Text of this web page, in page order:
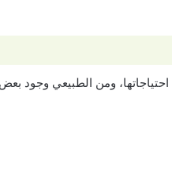
ومن الطبيعي وجود